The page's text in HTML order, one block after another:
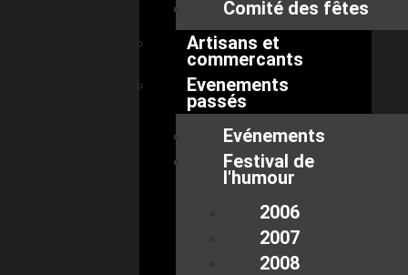
Comité des fêtes
Artisans et
commercants
Evenements
passés
Evénements
Festival de
l'humour
2006
2007
2008